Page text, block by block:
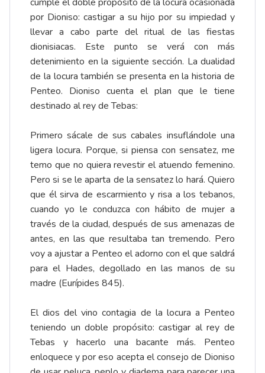
por Dioniso: castigar a su hijo por su impiedad y
llevar a cabo parte del ritual de las fiestas
dionisiacas. Este punto se verá con más
detenimiento en la siguiente sección. La dualidad
de la locura también se presenta en la historia de
Penteo. Dioniso cuenta el plan que le tiene
destinado al rey de Tebas:
Primero sácale de sus cabales insuflándole una
ligera locura. Porque, si piensa con sensatez, me
temo que no quiera revestir el atuendo femenino.
Pero si se le aparta de la sensatez lo hará. Quiero
que él sirva de escarmiento y risa a los tebanos,
cuando yo le conduzca con hábito de mujer a
través de la ciudad, después de sus amenazas de
antes, en las que resultaba tan tremendo. Pero
voy a ajustar a Penteo el adorno con el que saldrá
para el Hades, degollado en las manos de su
madre (Eurípides 845).
El dios del vino contagia de la locura a Penteo
teniendo un doble propósito: castigar al rey de
Tebas y hacerlo una bacante más. Penteo
enloquece y por eso acepta el consejo de Dioniso